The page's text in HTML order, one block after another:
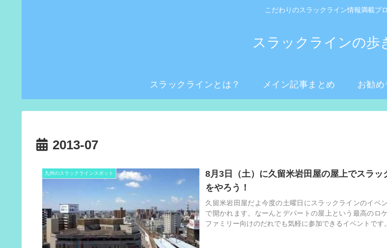
こだわりのスラックライン情報満載ブ
スラックラインの歩
スラックラインとは？ メイン記事まとめ お勧め
2013-07
九州のスラックラインスポット
8月3日（土）に久留米岩田屋の屋上でスラッ
をやろう！
久留米岩田屋だよ今度の土曜日にスラックラインのイベ
で開かれます。なーんとデパートの屋上という最高のロケ
ファミリー向けのだれでも気軽に参加できるイベントです